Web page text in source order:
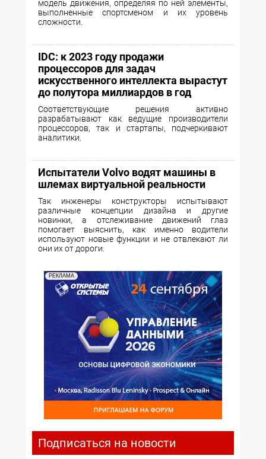
модель движения, определяя по ней элементы,
выполненные спортсменом и их уровень
сложности.
IDC: к 2023 году продажи
процессоров для задач
искусственного интеллекта вырастут
до полутора миллиардов в год
Соответствующие решения активно
разрабатывают как ведущие производители
процессоров, так и стартапы, подчеркивают
аналитики.
Испытатели Volvo водят машины в
шлемах виртуальной реальности
Так инженеры конструкторы испытывают
различные концепции дизайна и другие
новинки, а отслеживание движений глаз
помогает выяснить, как именно водители
используют новые функции и не отвлекают ли
они их от дороги.
РЕКЛАМА
Подписаться на новости